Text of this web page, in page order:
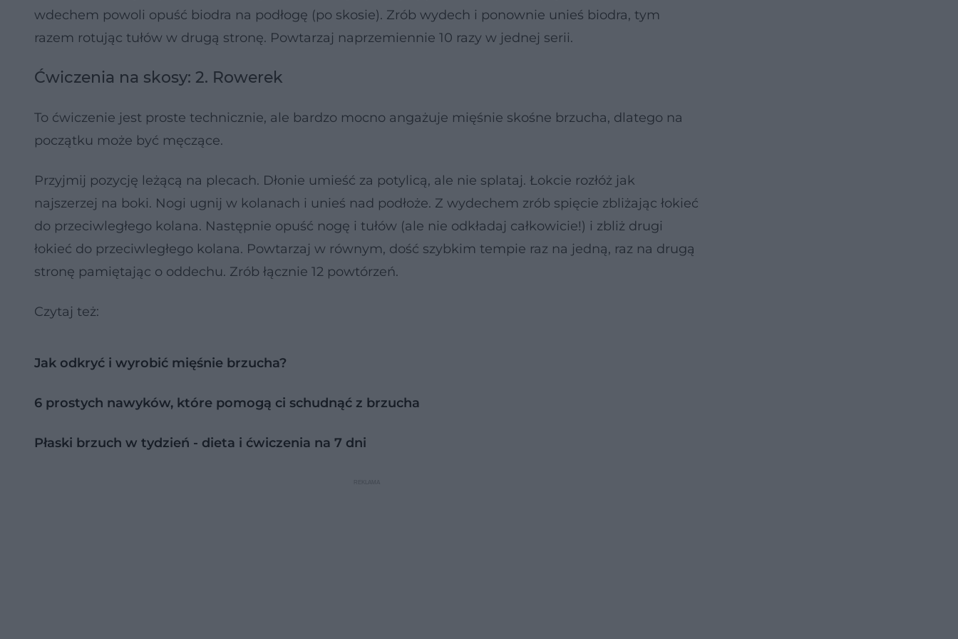
wdechem powoli opuść biodra na podłogę (po skosie). Zrób wydech i ponownie unieś biodra, tym
razem rotując tułów w drugą stronę. Powtarzaj naprzemiennie 10 razy w jednej serii.
Ćwiczenia na skosy: 2. Rowerek
To ćwiczenie jest proste technicznie, ale bardzo mocno angażuje mięśnie skośne brzucha, dlatego na
początku może być męczące.
Przyjmij pozycję leżącą na plecach. Dłonie umieść za potylicą, ale nie splataj. Łokcie rozłóż jak
najszerzej na boki. Nogi ugnij w kolanach i unieś nad podłoże. Z wydechem zrób spięcie zbliżając łokieć
do przeciwległego kolana. Następnie opuść nogę i tułów (ale nie odkładaj całkowicie!) i zbliż drugi
łokieć do przeciwległego kolana. Powtarzaj w równym, dość szybkim tempie raz na jedną, raz na drugą
stronę pamiętając o oddechu. Zrób łącznie 12 powtórzeń.
Czytaj też:
Jak odkryć i wyrobić mięśnie brzucha?
6 prostych nawyków, które pomogą ci schudnąć z brzucha
Płaski brzuch w tydzień - dieta i ćwiczenia na 7 dni